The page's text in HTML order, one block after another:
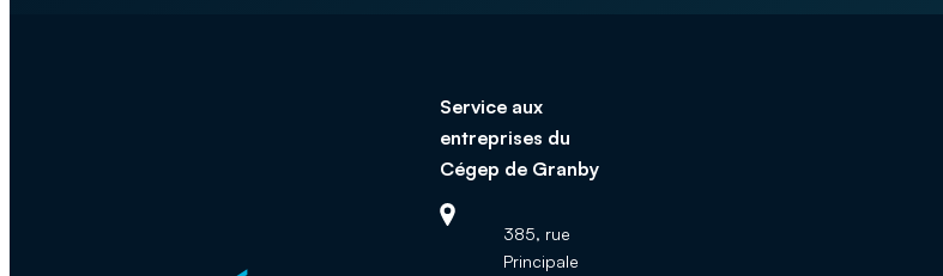
Service aux
entreprises du
Cégep de Granby
Adresse :
385, rue
Principale